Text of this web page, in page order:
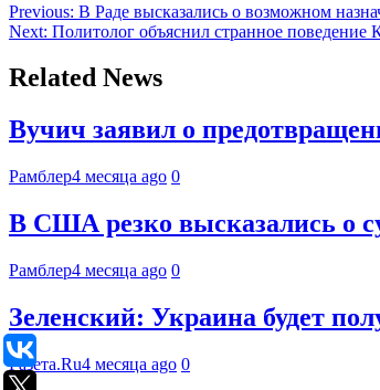
Previous: В Раде высказались о возможном
Next: Политолог объяснил странное поведение
Related News
Вучич заявил о
Рамблер4 месяца ago 0
В США резко высказались о
Рамблер4 месяца ago 0
Зеленский: Украина будет
Газета.Ru4 месяца ago 0